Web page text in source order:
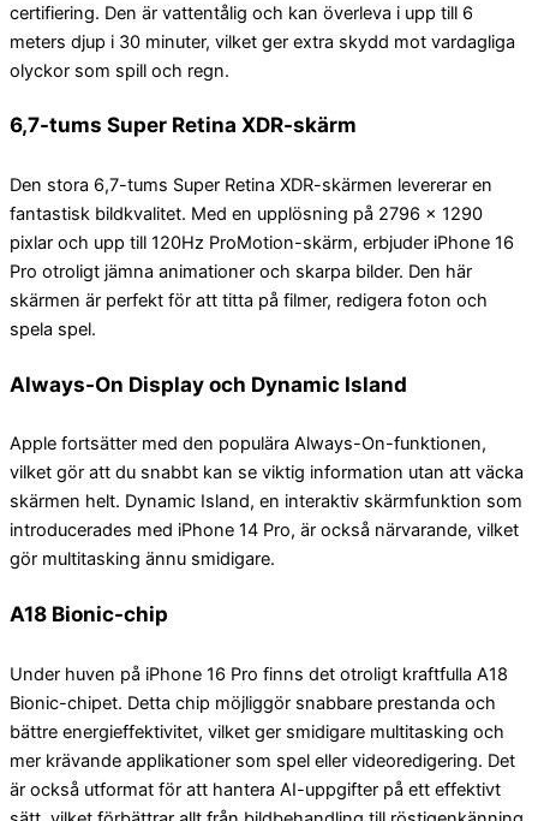
certifiering. Den är vattentålig och kan överleva i upp till 6
meters djup i 30 minuter, vilket ger extra skydd mot vardagliga
olyckor som spill och regn.
6,7-tums Super Retina XDR-skärm
Den stora 6,7-tums Super Retina XDR-skärmen levererar en
fantastisk bildkvalitet. Med en upplösning på 2796 x 1290
pixlar och upp till 120Hz ProMotion-skärm, erbjuder iPhone 16
Pro otroligt jämna animationer och skarpa bilder. Den här
skärmen är perfekt för att titta på filmer, redigera foton och
spela spel.
Always-On Display och Dynamic Island
Apple fortsätter med den populära Always-On-funktionen,
vilket gör att du snabbt kan se viktig information utan att väcka
skärmen helt. Dynamic Island, en interaktiv skärmfunktion som
introducerades med iPhone 14 Pro, är också närvarande, vilket
gör multitasking ännu smidigare.
A18 Bionic-chip
Under huven på iPhone 16 Pro finns det otroligt kraftfulla A18
Bionic-chipet. Detta chip möjliggör snabbare prestanda och
bättre energieffektivitet, vilket ger smidigare multitasking och
mer krävande applikationer som spel eller videoredigering. Det
är också utformat för att hantera AI-uppgifter på ett effektivt